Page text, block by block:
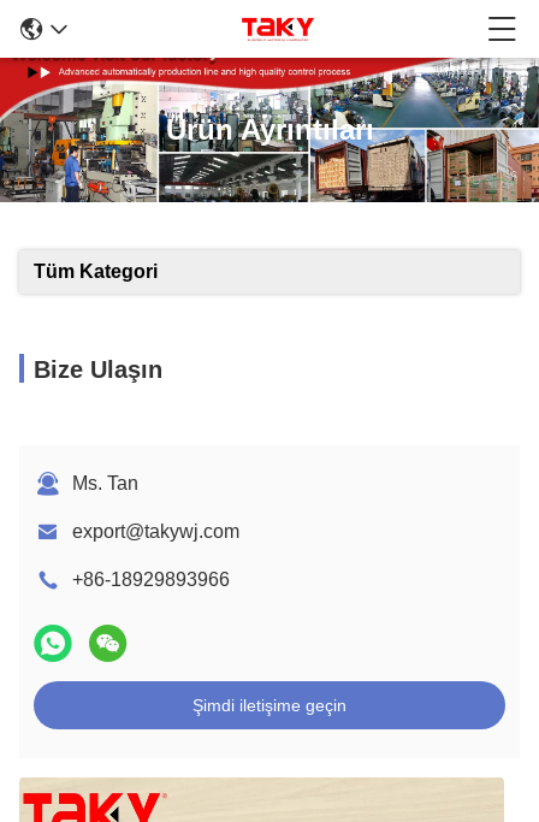
Ürün Ayrıntıları
Tüm Kategori
Bize Ulaşın
Ms. Tan
export@takywj.com
+86-18929893966
Şimdi iletişime geçin